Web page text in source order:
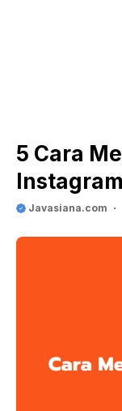
5 Cara
Javasiana.com